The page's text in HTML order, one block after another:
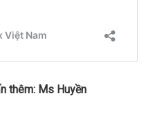
thêm: Ms Huyền